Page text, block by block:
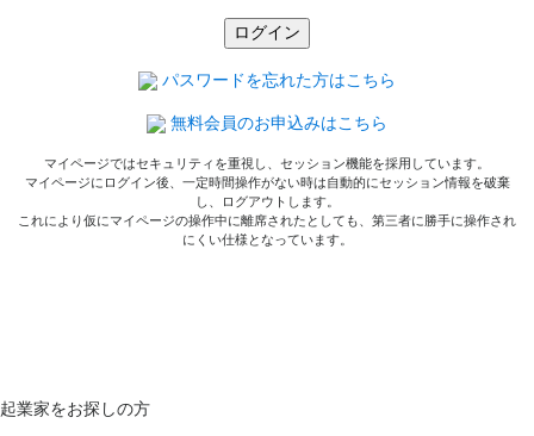
パスワードを忘れた方はこちら
無料会員のお申込みはこちら
マイページではセキュリティを重視し、セッション機能を採用しています。
マイページにログイン後、一定時間操作がない時は自動的にセッション情報を破棄
し、ログアウトします。
これにより仮にマイページの操作中に離席されたとしても、第三者に勝手に操作され
にくい仕様となっています。
起業家をお探しの方